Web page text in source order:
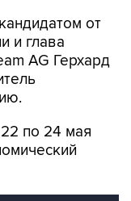
от
и глава
AG Герхард
по 24 мая